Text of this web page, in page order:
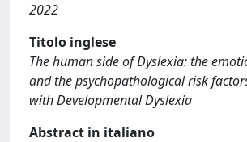
2022
Titolo inglese
The human side of Dyslexia: the
and the psychopathological risk
with Developmental Dyslexia
Abstract in italiano